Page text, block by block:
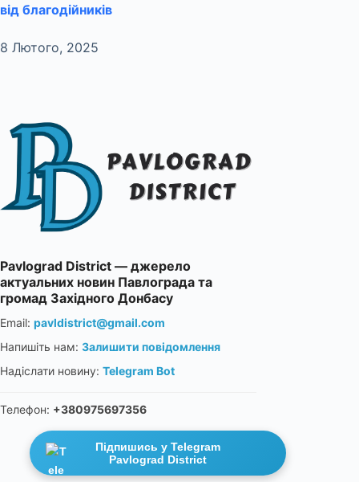
від благодійників
8 Лютого, 2025
Pavlograd District — джерело
актуальних новин Павлограда та
громад Західного Донбасу
Email: pavldistrict@gmail.com
Напишіть нам: Залишити повідомлення
Надіслати новину: Telegram Bot
Телефон: +380975697356
Підпишись у Telegram
Pavlograd District